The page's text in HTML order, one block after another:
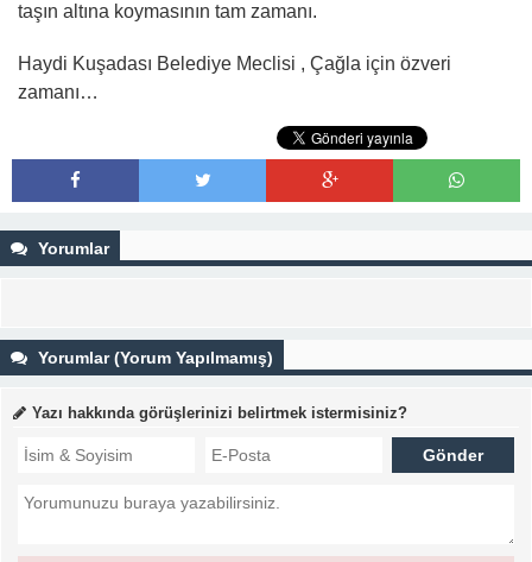
taşın altına koymasının tam zamanı.
Haydi Kuşadası Belediye Meclisi , Çağla için özveri
zamanı…
Yorumlar
Yorumlar (Yorum Yapılmamış)
Yazı hakkında görüşlerinizi belirtmek istermisiniz?